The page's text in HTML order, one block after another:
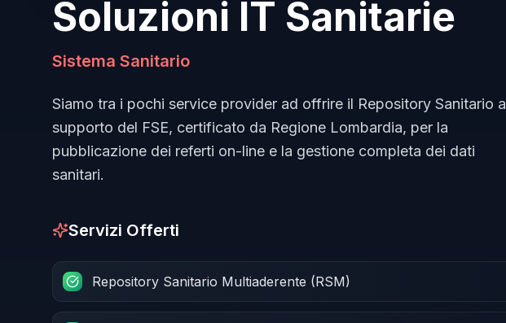
Soluzioni IT Sanitarie
Sistema Sanitario
Siamo tra i pochi service provider ad offrire il Repository Sanitario a
supporto del FSE, certificato da Regione Lombardia, per la
pubblicazione dei referti on-line e la gestione completa dei dati
sanitari.
Servizi Offerti
Repository Sanitario Multiaderente (RSM)